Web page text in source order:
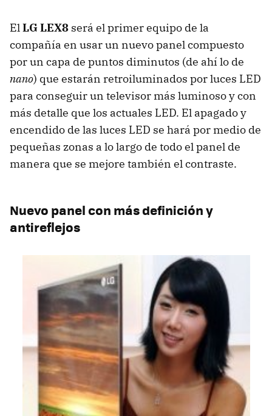
ElLG LEX8 será el primer equipo de la
compañía en usar un nuevo panel compuesto
por un capa de puntos diminutos (de ahí lo de
nano) que estarán retroiluminados por luces LED
para conseguir un televisor más luminoso y con
más detalle que los actuales LED. El apagado y
encendido de las luces LED se hará por medio de
pequeñas zonas a lo largo de todo el panel de
manera que se mejore también el contraste.
Nuevo panel con más definición y
antireflejos